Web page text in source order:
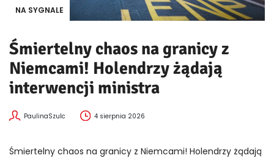
NA SYGNALE
Śmiertelny chaos na granicy z
Niemcami! Holendrzy żądają
interwencji ministra
PaulinaSzulc 4 sierpnia 2026
Śmiertelny chaos na granicy z Niemcami! Holendrzy żądają